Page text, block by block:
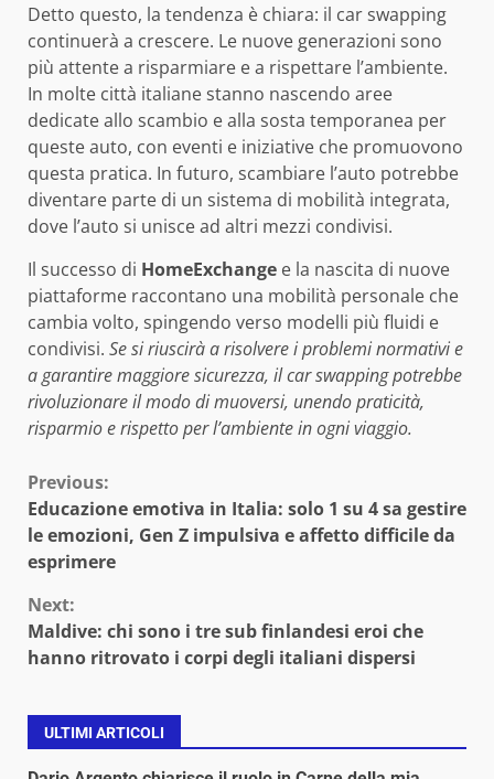
Detto questo, la tendenza è chiara: il car swapping
continuerà a crescere. Le nuove generazioni sono
più attente a risparmiare e a rispettare l’ambiente.
In molte città italiane stanno nascendo aree
dedicate allo scambio e alla sosta temporanea per
queste auto, con eventi e iniziative che promuovono
questa pratica. In futuro, scambiare l’auto potrebbe
diventare parte di un sistema di mobilità integrata,
dove l’auto si unisce ad altri mezzi condivisi.
Il successo di HomeExchange e la nascita di nuove
piattaforme raccontano una mobilità personale che
cambia volto, spingendo verso modelli più fluidi e
condivisi. Se si riuscirà a risolvere i problemi normativi e
a garantire maggiore sicurezza, il car swapping potrebbe
rivoluzionare il modo di muoversi, unendo praticità,
risparmio e rispetto per l’ambiente in ogni viaggio.
Continue
Reading
Previous:
Educazione emotiva in Italia: solo 1 su 4 sa gestire
le emozioni, Gen Z impulsiva e affetto difficile da
esprimere
Next:
Maldive: chi sono i tre sub finlandesi eroi che
hanno ritrovato i corpi degli italiani dispersi
ULTIMI ARTICOLI